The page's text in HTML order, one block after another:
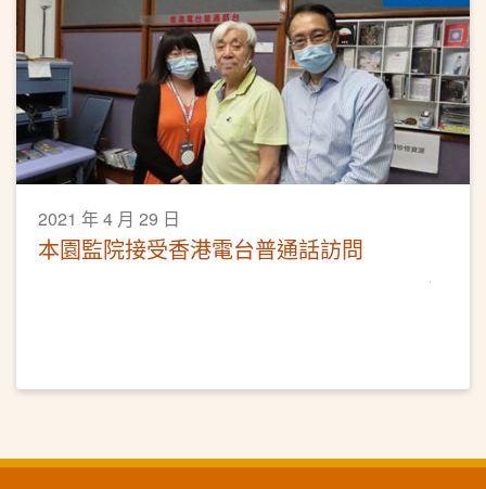
2021 年 4 月 29 日
本園監院接受香港電台普通話訪問